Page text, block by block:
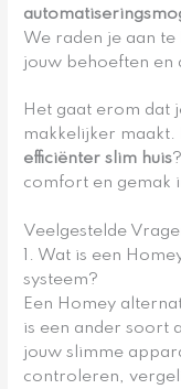
We raden je aan
jouw behoeften en
Het gaat erom dat
makkelijker maakt.
efficiënter slim huis
comfort en gemak
Veelgestelde
1. Wat is een
systeem?
Een Homey
is een ander soort
jouw slimme
controleren,